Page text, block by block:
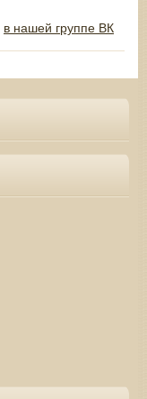
в нашей группе ВК